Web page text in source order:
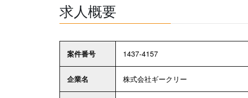
求人概要
案件番号 1437-4157
企業名 株式会社ギークリー